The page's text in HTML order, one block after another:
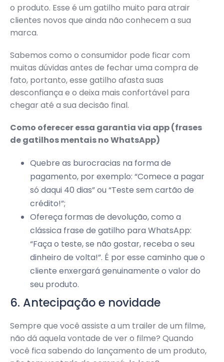
o produto. Esse é um gatilho muito para atrair
clientes novos que ainda não conhecem a sua
marca.
Sabemos como o consumidor pode ficar com
muitas dúvidas antes de fechar uma compra de
fato, portanto, esse gatilho afasta suas
desconfiança e o deixa mais confortável para
chegar até a sua decisão final.
Como oferecer essa garantia via app (frases
de gatilhos mentais no WhatsApp)
Quebre as burocracias na forma de
pagamento, por exemplo: “Comece a pagar
só daqui 40 dias” ou “Teste sem cartão de
crédito!”;
Ofereça formas de devolução, como a
clássica frase de gatilho para WhatsApp:
“Faça o teste, se não gostar, receba o seu
dinheiro de volta!”. É por esse caminho que o
cliente enxergará genuinamente o valor do
seu produto.
6. Antecipação e novidade
Sempre que você assiste a um trailer de um filme,
não dá aquela vontade de ver o filme? Quando
você fica sabendo do lançamento de um produto,